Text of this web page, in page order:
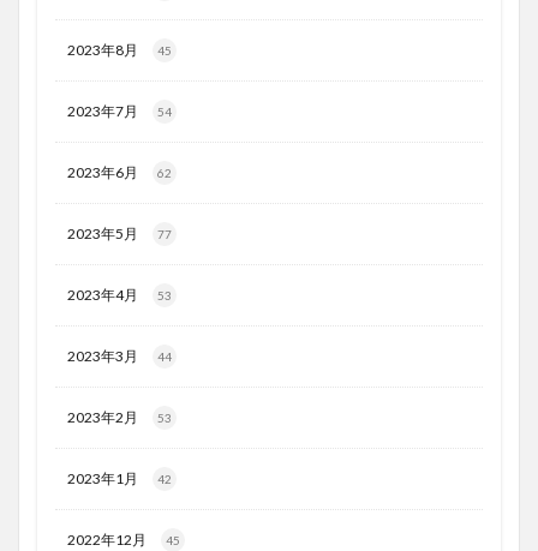
2023年8月 45
2023年7月 54
2023年6月 62
2023年5月 77
2023年4月 53
2023年3月 44
2023年2月 53
2023年1月 42
2022年12月 45